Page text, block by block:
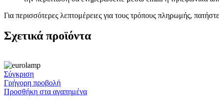
Καλώδια Δικτύου
Αντάπτορες
Splitters – Φίλτρα
Κινητή Τηλεφωνία
Bluetooth Ακουστικά
Για περισσότερες λεπτομέρειες για τους τρόπους πληρωμής, πατήστε
Σχετικά προϊόντα
Σύγκριση
Γρήγορη προβολή
Προσθήκη στα αγαπημένα